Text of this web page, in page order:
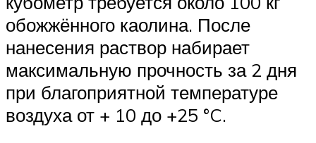
обожжённого каолина. После
нанесения раствор набирает
максимальную прочность за 2 дня
при благоприятной температуре
воздуха от + 10 до +25 °C.